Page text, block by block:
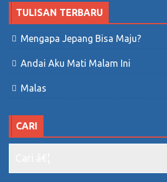
TULISAN TERBARU
Mengapa Jepang Bisa Maju?
Andai Aku Mati Malam Ini
Malas
CARI